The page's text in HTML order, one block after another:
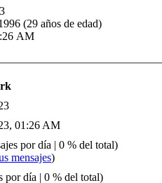
(29 años de edad)
AM
01:26 AM
por día | 0 % del total)
mensajes)
por día | 0 % del total)